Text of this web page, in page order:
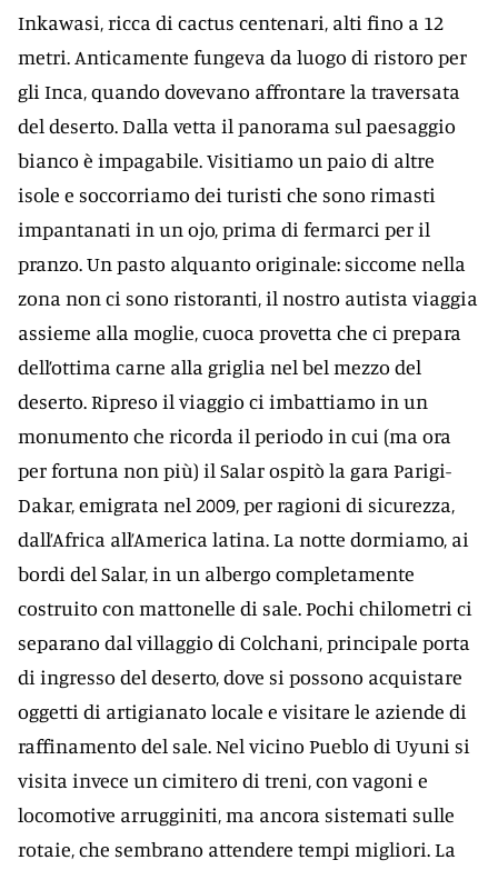
Inkawasi, ricca di cactus centenari, alti fino a 12
metri. Anticamente fungeva da luogo di ristoro per
gli Inca, quando dovevano affrontare la traversata
del deserto. Dalla vetta il panorama sul paesaggio
bianco è impagabile. Visitiamo un paio di altre
isole e soccorriamo dei turisti che sono rimasti
impantanati in un ojo, prima di fermarci per il
pranzo. Un pasto alquanto originale: siccome nella
zona non ci sono ristoranti, il nostro autista viaggia
assieme alla moglie, cuoca provetta che ci prepara
dell’ottima carne alla griglia nel bel mezzo del
deserto. Ripreso il viaggio ci imbattiamo in un
monumento che ricorda il periodo in cui (ma ora
per fortuna non più) il Salar ospitò la gara Parigi-
Dakar, emigrata nel 2009, per ragioni di sicurezza,
dall’Africa all’America latina. La notte dormiamo, ai
bordi del Salar, in un albergo completamente
costruito con mattonelle di sale. Pochi chilometri ci
separano dal villaggio di Colchani, principale porta
di ingresso del deserto, dove si possono acquistare
oggetti di artigianato locale e visitare le aziende di
raffinamento del sale. Nel vicino Pueblo di Uyuni si
visita invece un cimitero di treni, con vagoni e
locomotive arrugginiti, ma ancora sistemati sulle
rotaie, che sembrano attendere tempi migliori. La